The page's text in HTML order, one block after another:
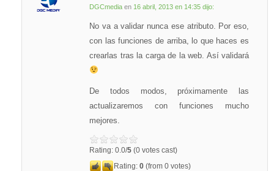
DGCmedia en 16 abril, 2013 en 14:35 dijo:
No va a validar nunca ese atributo. Por eso,
con las funciones de arriba, lo que haces es
crearlas tras la carga de la web. Así validará
De todos modos, próximamente las
actualizaremos con funciones mucho
mejores.
Rating: 0.0/5 (0 votes cast)
Rating: 0 (from 0 votes)